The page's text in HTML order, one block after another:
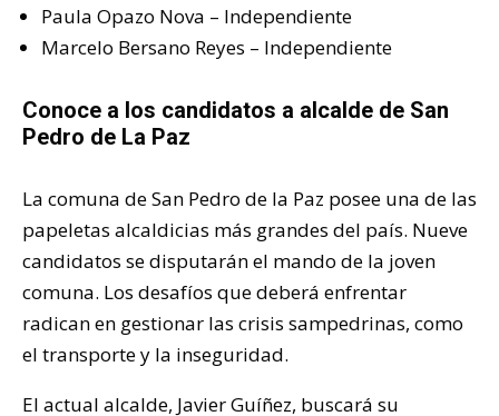
Paula Opazo Nova – Independiente
Marcelo Bersano Reyes – Independiente
Conoce a los candidatos a alcalde de San
Pedro de La Paz
La comuna de San Pedro de la Paz posee una de las
papeletas alcaldicias más grandes del país. Nueve
candidatos se disputarán el mando de la joven
comuna. Los desafíos que deberá enfrentar
radican en gestionar las crisis sampedrinas, como
el transporte y la inseguridad.
El actual alcalde, Javier Guíñez, buscará su